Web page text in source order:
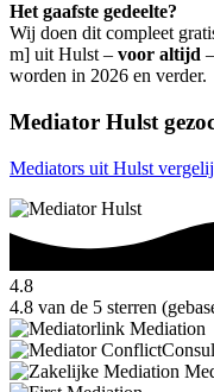
Het gaafste gedeelte?
Wij doen dit compleet
m] uit Hulst – voor altijd
worden in 2026 en verder.
Mediator Hulst
Mediators uit Hulst
4.8
4.8 van de 5 sterren